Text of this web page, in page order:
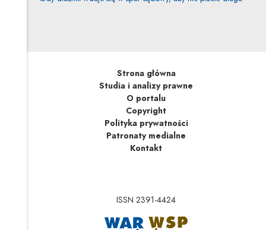
Strona główna
Studia i analizy prawne
O portalu
Copyright
Polityka prywatności
Patronaty medialne
Kontakt
ISSN 2391-4424
Uwaga, link zostanie